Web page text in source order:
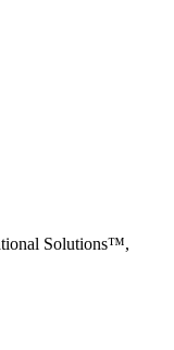
Solutions™,